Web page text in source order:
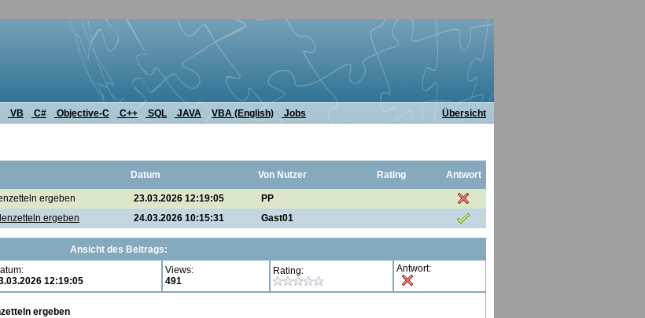
VB C# Objective-C C++ SQL JAVA VBA (English) Jobs Übersicht
Datum Von Nutzer Rating Antwort
ergeben 23.03.2026 12:19:05
PP
ergeben
24.03.2026 10:15:31 Gast01
Ansicht des Beitrags:
12:19:05
Views:
491
Rating: Antwort:
ergeben